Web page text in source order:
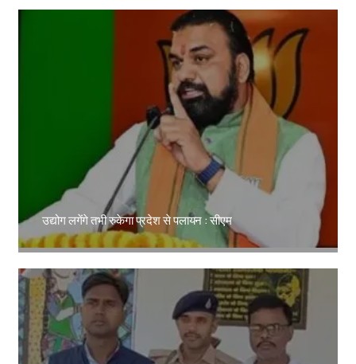
उद्योग लगेंगे तभी रुकेगा प्रदेश से पलायन : सीएम
Amit Lekh